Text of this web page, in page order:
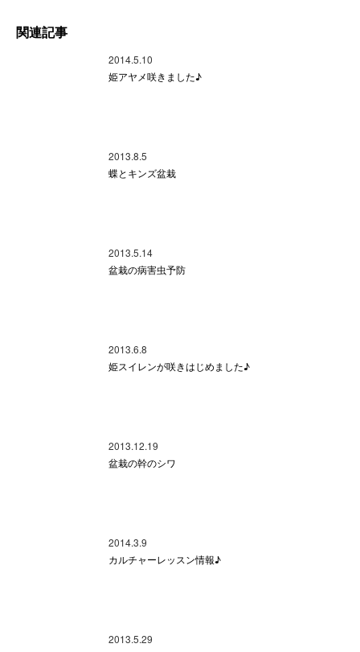
関連記事
2014.5.10
姫アヤメ咲きました♪
2013.8.5
蝶とキンズ盆栽
2013.5.14
盆栽の病害虫予防
2013.6.8
姫スイレンが咲きはじめました♪
2013.12.19
盆栽の幹のシワ
2014.3.9
カルチャーレッスン情報♪
2013.5.29